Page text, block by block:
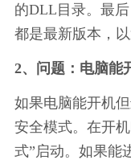
的DLL目录。最
都是最新版本，
2、问题：电脑能
如果电脑能开机
安全模式。在开
式”启动。如果能